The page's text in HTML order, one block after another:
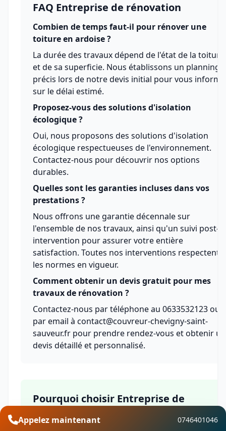
FAQ Entreprise de rénovation
Combien de temps faut-il pour rénover une
toiture en ardoise ?
La durée des travaux dépend de l'état de la toiture
et de sa superficie. Nous établissons un planning
précis lors de notre devis initial pour vous
sur le délai estimé.
Proposez-vous des solutions d'isolation
écologique ?
Oui, nous proposons des solutions d'isolation
écologique respectueuses de l'environnement.
Contactez-nous pour découvrir nos options
durables.
Quelles sont les garanties incluses dans vos
prestations ?
Nous offrons une garantie décennale sur
l'ensemble de nos travaux, ainsi qu'un suivi post-
intervention pour assurer votre entière
satisfaction. Toutes nos interventions respectent
les normes en vigueur.
Comment obtenir un devis gratuit pour mes
travaux de rénovation ?
Contactez-nous par téléphone au 0633532123 ou
par email à contact@couvreur-chevigny-saint-
sauveur.fr pour prendre rendez-vous et obtenir un
devis détaillé et personnalisé.
Pourquoi choisir Entreprise de
Saint-Sauveur
Appelez maintenant 0746401046